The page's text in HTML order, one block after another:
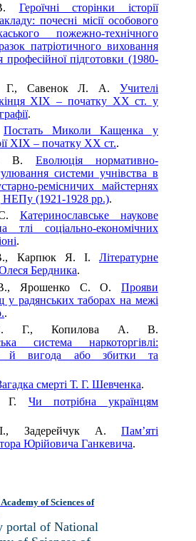
Героїчні сторінки історії
почесні місії особового
пожежно-технічного
патріотичного виховання
підготовки (1980-
Г., Савенок Л. А. Учителі
ХІХ – початку ХХ ст. у
.
Постать Миколи Кащенка у
ХІХ – початку ХХ ст..
В. Еволюція нормативно-
системи учнівства в
ремісничих майстернях
НЕПу (1921-1928 рр.).
Катеринославське наукове
тлі соціально-економічних
.
Карпюк Я. І. Літературне
Бердника.
Ярошенко С. О. Прояви
у радянських таборах на межі
.
Є. Г., Копилова А. В.
система наркоторгівлі:
й вигода або збитки та
смерті Т. Г. Шевченка.
Г. Чи потрібна українцям
І., Задерейчук А. Пам’яті
Юрійовича Ганкевича.
of Sciences of
portal of National